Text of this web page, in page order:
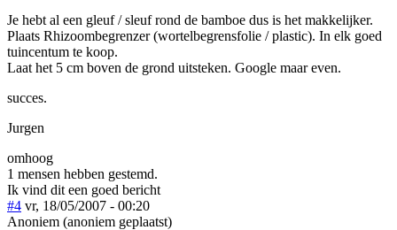
Je hebt al een gleuf / sleuf rond de bamboe dus is het makkelijker.
Plaats Rhizoombegrenzer (wortelbegrensfolie / plastic). In elk goed
tuincentum te koop.
Laat het 5 cm boven de grond uitsteken. Google maar even.
succes.
Jurgen
omhoog
1 mensen hebben gestemd.
Ik vind dit een goed bericht
#4 vr, 18/05/2007 - 00:20
Anoniem (anoniem geplaatst)